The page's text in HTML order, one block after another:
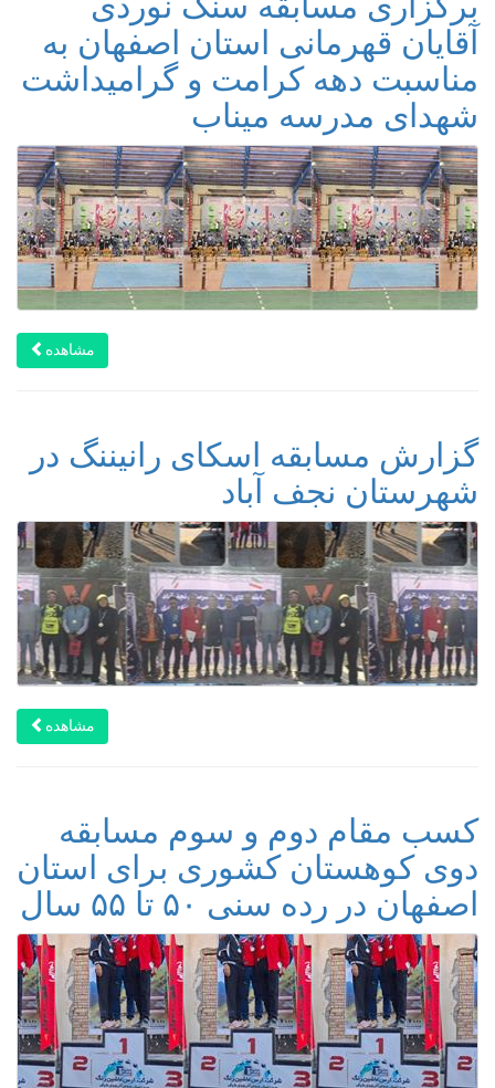
آقایان قهرمانی استان اصفهان به
مناسبت دهه کرامت و گرامیداشت
شهدای مدرسه میناب
مشاهده
گزارش مسابقه اسکای رانیننگ در
شهرستان نجف آباد
مشاهده
کسب مقام دوم و سوم مسابقه
دوی کوهستان کشوری برای استان
اصفهان در رده سنی ۵۰ تا ۵۵ سال